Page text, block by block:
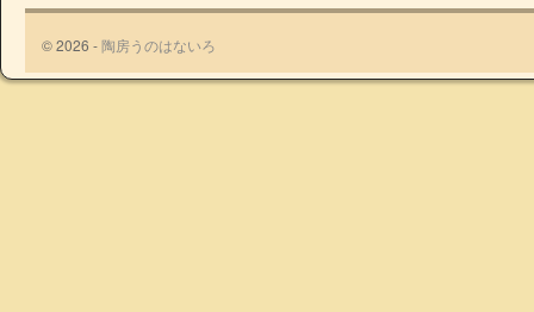
© 2026 -陶房うのはないろ